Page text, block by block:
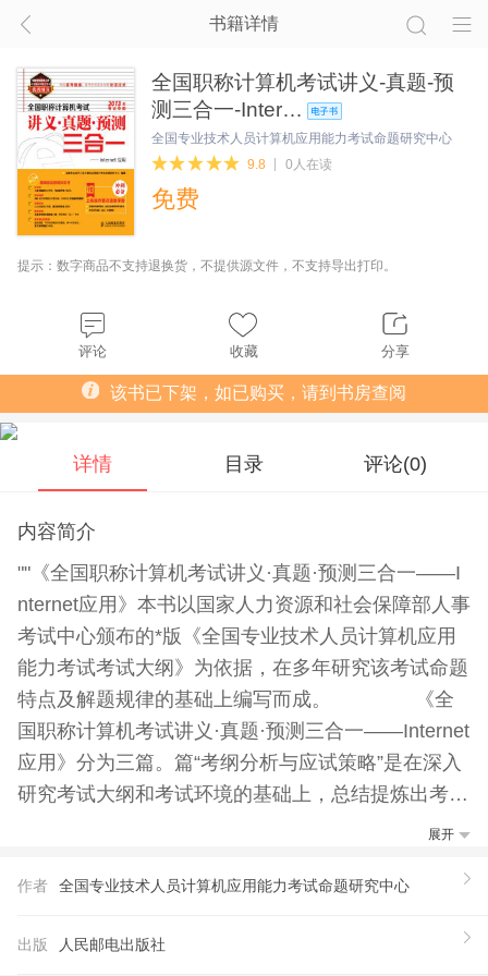
书籍详情
全国职称计算机考试讲义-真题-预
测三合一-Inter…
全国专业技术人员计算机应用能力考试命题研究中心
9.8
0人在读
免费
提示：数字商品不支持退换货，不提供源文件，不支持导出打印。
评论 收藏 分享
该书已下架，如已购买，请到书房查阅
详情 目录 评论(0)
内容简介
""《全国职称计算机考试讲义·真题·预测三合一——I
nternet应用》本书以国家人力资源和社会保障部人事
考试中心颁布的*版《全国专业技术人员计算机应用
能力考试考试大纲》为依据，在多年研究该考试命题
特点及解题规律的基础上编写而成。 《全
国职称计算机考试讲义·真题·预测三合一——Internet
应用》分为三篇。篇“考纲分析与应试策略”是在深入
研究考试大纲和考试环境的基础上，总结提炼出考试
内容的重点及命题方式，为考生提供全面的复习和应
net应用”科目的考试大纲，对各考点的“考情分
章后提供“过关强化练习及解题思路”，供考生对本章
展开
作者 全国专业技术人员计算机应用能力考试命题研究中心
出版 人民邮电出版社